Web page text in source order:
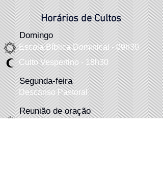
Horários de Cultos
Escola Bíblica Dominical - 09h30
Domingo
Culto Vespertino - 18h30
Segunda-feira
Descanso Pastoral
Reunião de oração